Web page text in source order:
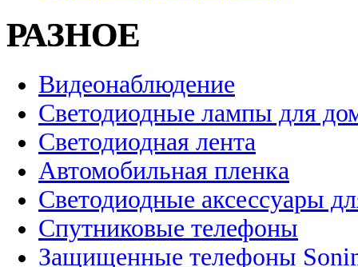
РАЗНОЕ
Видеонаблюдение
Светодиодные лампы для
Светодиодная лента
Автомобильная пленка
Светодиодные аксессуары
Спутниковые телефоны
Защищенные телефоны